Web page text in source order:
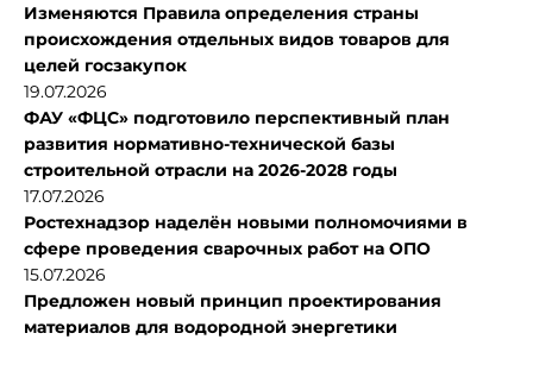
Изменяются Правила определения страны
происхождения отдельных видов товаров для
целей госзакупок
19.07.2026
ФАУ «ФЦС» подготовило перспективный план
развития нормативно-технической базы
строительной отрасли на 2026-2028 годы
17.07.2026
Ростехнадзор наделён новыми полномочиями в
сфере проведения сварочных работ на ОПО
15.07.2026
Предложен новый принцип проектирования
материалов для водородной энергетики